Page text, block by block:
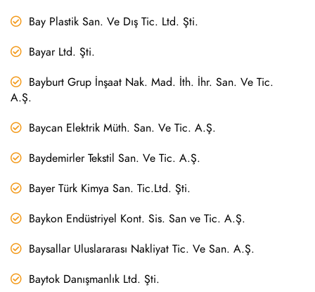
Bay Plastik San. Ve Dış Tic. Ltd. Şti.
Bayar Ltd. Şti.
Bayburt Grup İnşaat Nak. Mad. İth. İhr. San. Ve Tic.
A.Ş.
Baycan Elektrik Müth. San. Ve Tic. A.Ş.
Baydemirler Tekstil San. Ve Tic. A.Ş.
Bayer Türk Kimya San. Tic.Ltd. Şti.
Baykon Endüstriyel Kont. Sis. San ve Tic. A.Ş.
Baysallar Uluslararası Nakliyat Tic. Ve San. A.Ş.
Baytok Danışmanlık Ltd. Şti.